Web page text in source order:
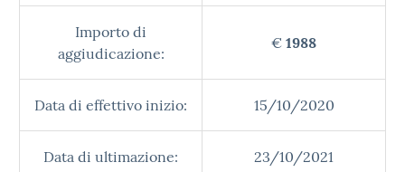
Importo di
aggiudicazione:
€ 1988
Data di effettivo inizio: 15/10/2020
Data di ultimazione: 23/10/2021